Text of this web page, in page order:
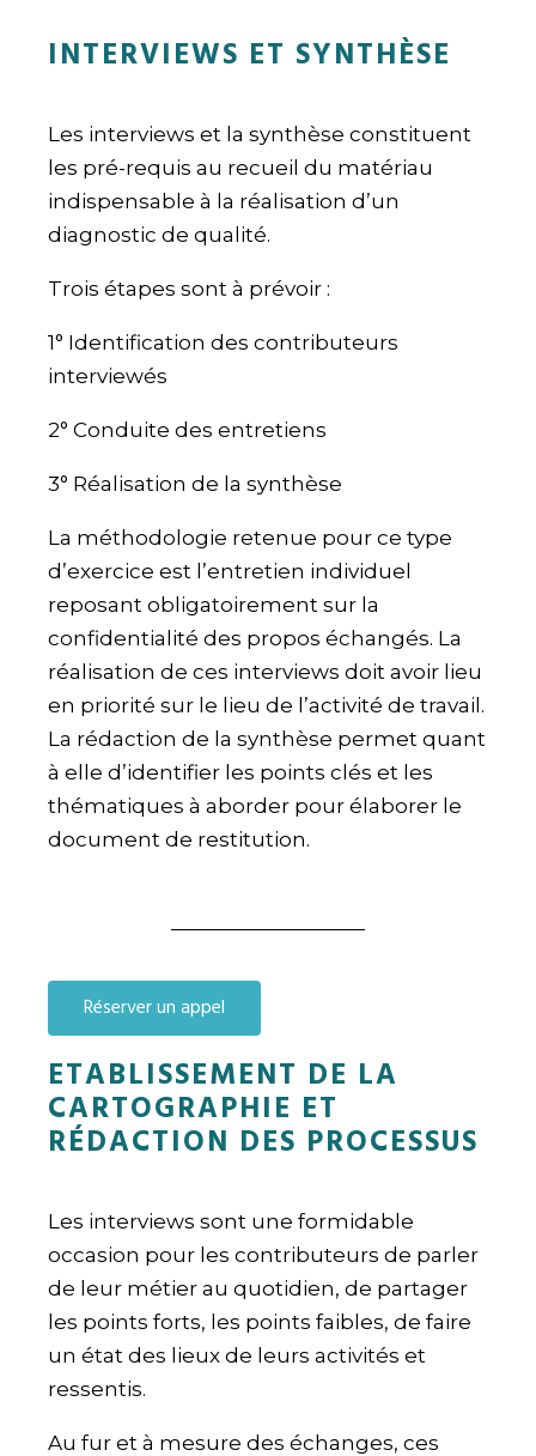
INTERVIEWS ET SYNTHÈSE
Les interviews et la synthèse constituent
les pré-requis au recueil du matériau
indispensable à la réalisation d’un
diagnostic de qualité.
Trois étapes sont à prévoir :
1° Identification des contributeurs
interviewés
2° Conduite des entretiens
3° Réalisation de la synthèse
La méthodologie retenue pour ce type
d’exercice est l’entretien individuel
reposant obligatoirement sur la
confidentialité des propos échangés. La
réalisation de ces interviews doit avoir lieu
en priorité sur le lieu de l’activité de travail.
La rédaction de la synthèse permet quant
à elle d’identifier les points clés et les
thématiques à aborder pour élaborer le
document de restitution.
Réserver un appel
ETABLISSEMENT DE LA
CARTOGRAPHIE ET
RÉDACTION DES PROCESSUS
Les interviews sont une formidable
occasion pour les contributeurs de parler
de leur métier au quotidien, de partager
les points forts, les points faibles, de faire
un état des lieux de leurs activités et
ressentis.
Au fur et à mesure des échanges, ces